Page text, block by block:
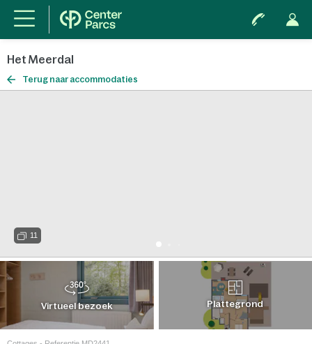
Het Meerdal
Terug naar accommodaties
11
Virtueel bezoek Plattegrond